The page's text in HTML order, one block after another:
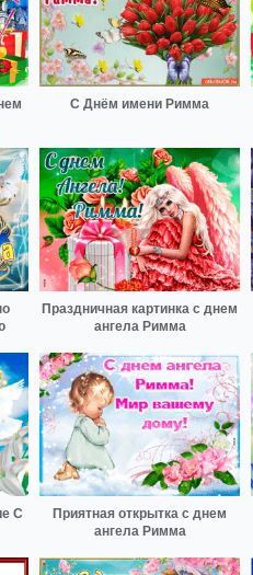
С Днём имени Римма
Праздничная картинка с днем
ангела Римма
С
Приятная открытка с днем
ангела Римма